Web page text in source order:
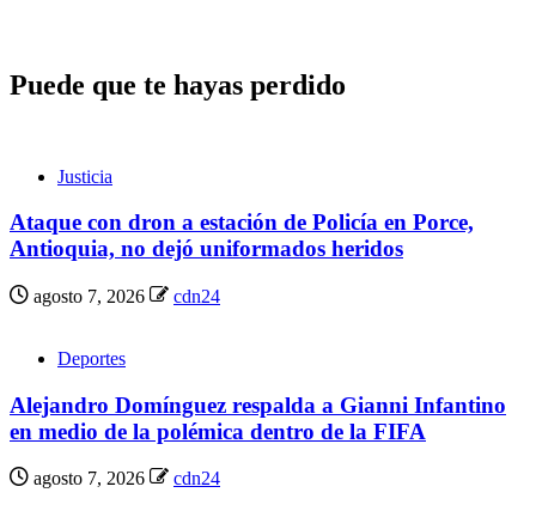
Puede que te hayas perdido
Justicia
Ataque con dron a estación de Policía en Porce,
Antioquia, no dejó uniformados heridos
agosto 7, 2026 cdn24
Deportes
Alejandro Domínguez respalda a Gianni Infantino
en medio de la polémica dentro de la FIFA
agosto 7, 2026 cdn24